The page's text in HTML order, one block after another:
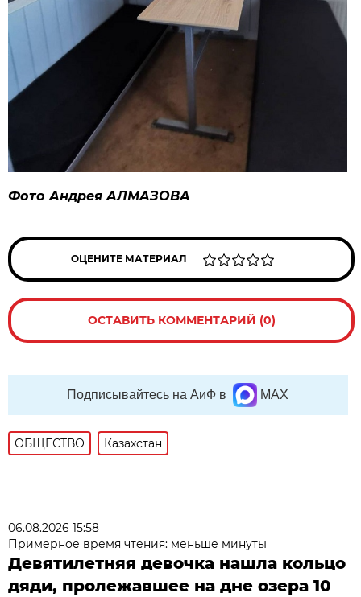
Фото Андрея АЛМАЗОВА
ОЦЕНИТЕ МАТЕРИАЛ
ОСТАВИТЬ КОММЕНТАРИЙ (0)
Подписывайтесь на АиФ в MAX
ОБЩЕСТВО Казахстан
06.08.2026 15:58
Примерное время чтения: меньше минуты
Девятилетняя девочка нашла кольцо
дяди, пролежавшее на дне озера 10